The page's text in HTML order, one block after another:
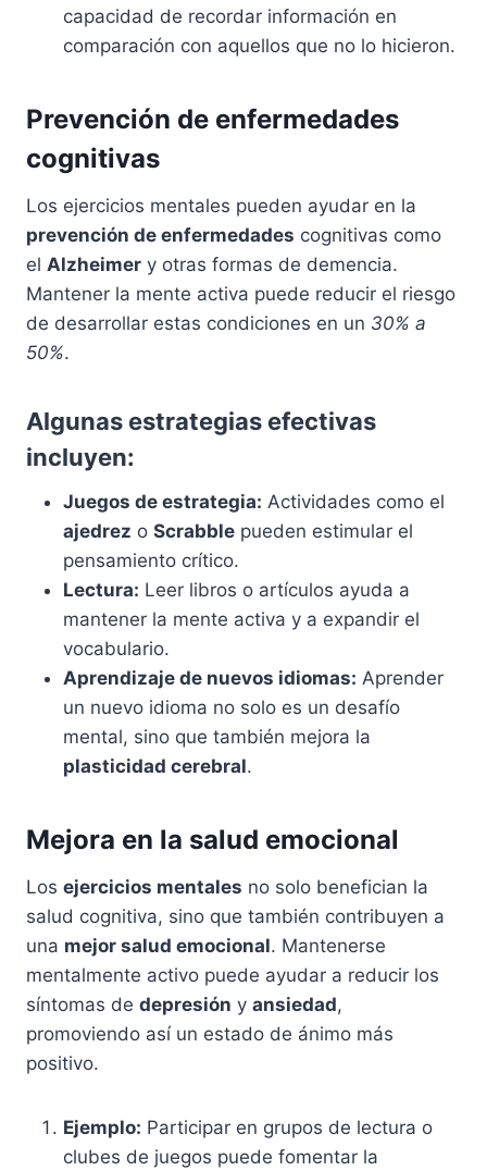
capacidad de recordar información en
comparación con aquellos que no lo hicieron.
Prevención de enfermedades
cognitivas
Los ejercicios mentales pueden ayudar en la
prevención de enfermedades cognitivas como
el Alzheimer y otras formas de demencia.
Mantener la mente activa puede reducir el riesgo
de desarrollar estas condiciones en un 30% a
50%.
Algunas estrategias efectivas
incluyen:
Juegos de estrategia: Actividades como el
ajedrez o Scrabble pueden estimular el
pensamiento crítico.
Lectura: Leer libros o artículos ayuda a
mantener la mente activa y a expandir el
vocabulario.
Aprendizaje de nuevos idiomas: Aprender
un nuevo idioma no solo es un desafío
mental, sino que también mejora la
plasticidad cerebral.
Mejora en la salud emocional
Los ejercicios mentales no solo benefician la
salud cognitiva, sino que también contribuyen a
una mejor salud emocional. Mantenerse
mentalmente activo puede ayudar a reducir los
síntomas de depresión y ansiedad,
promoviendo así un estado de ánimo más
positivo.
Ejemplo: Participar en grupos de lectura o
clubes de juegos puede fomentar la